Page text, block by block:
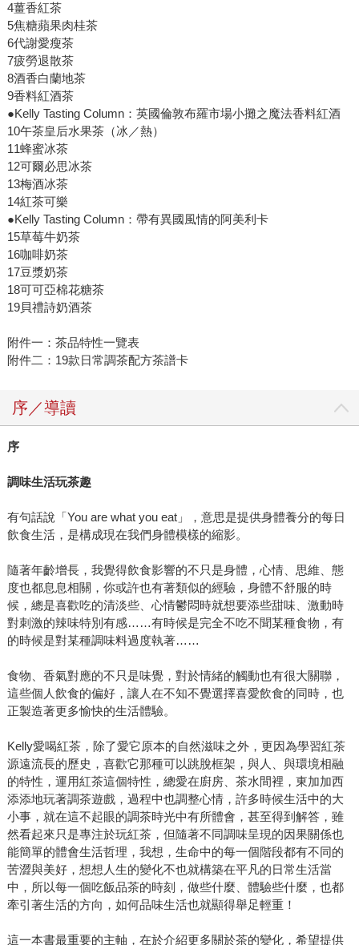
4薑香紅茶
5焦糖蘋果肉桂茶
6代謝愛瘦茶
7疲勞退散茶
8酒香白蘭地茶
9香料紅酒茶
●Kelly Tasting Column：英國倫敦布羅市場小攤之魔法香料紅酒
10午茶皇后水果茶（冰／熱）
11蜂蜜冰茶
12可爾必思冰茶
13梅酒冰茶
14紅茶可樂
●Kelly Tasting Column：帶有異國風情的阿美利卡
15草莓牛奶茶
16咖啡奶茶
17豆漿奶茶
18可可亞棉花糖茶
19貝禮詩奶酒茶
附件一：茶品特性一覽表
附件二：19款日常調茶配方茶譜卡
序／導讀
序
調味生活玩茶趣
有句話說「You are what you eat」，意思是提供身體養分的每日
飲食生活，是構成現在我們身體模樣的縮影。
隨著年齡增長，我覺得飲食影響的不只是身體，心情、思維、態
度也都息息相關，你或許也有著類似的經驗，身體不舒服的時
候，總是喜歡吃的清淡些、心情鬱悶時就想要添些甜味、激動時
對刺激的辣味特別有感……有時候是完全不吃不聞某種食物，有
的時候是對某種調味料過度執著……
食物、香氣對應的不只是味覺，對於情緒的觸動也有很大關聯，
這些個人飲食的偏好，讓人在不知不覺選擇喜愛飲食的同時，也
正製造著更多愉快的生活體驗。
Kelly愛喝紅茶，除了愛它原本的自然滋味之外，更因為學習紅茶
源遠流長的歷史，喜歡它那種可以跳脫框架，與人、與環境相融
的特性，運用紅茶這個特性，總愛在廚房、茶水間裡，東加加西
添添地玩著調茶遊戲，過程中也調整心情，許多時候生活中的大
小事，就在這不起眼的調茶時光中有所體會，甚至得到解答，雖
然看起來只是專注於玩紅茶，但隨著不同調味呈現的因果關係也
能簡單的體會生活哲理，我想，生命中的每一個階段都有不同的
苦澀與美好，想想人生的變化不也就構築在平凡的日常生活當
中，所以每一個吃飯品茶的時刻，做些什麼、體驗些什麼，也都
牽引著生活的方向，如何品味生活也就顯得舉足輕重！
這一本書最重要的主軸，在於介紹更多關於茶的變化，希望提供